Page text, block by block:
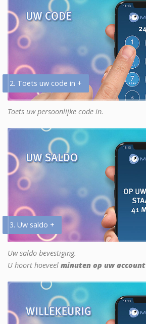
2. Toets uw code in +
Toets uw persoonlijke code in.
3. Uw saldo +
Uw saldo bevestiging.
U hoort hoeveel minuten op uw account